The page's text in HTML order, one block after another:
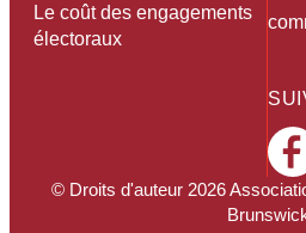
Le coût des engagements
électoraux
© Droits d'auteur 2026